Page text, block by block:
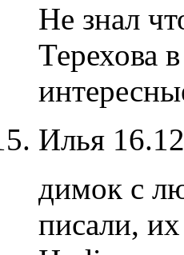
Не знал
Терехова
Илья
димок с
писали,